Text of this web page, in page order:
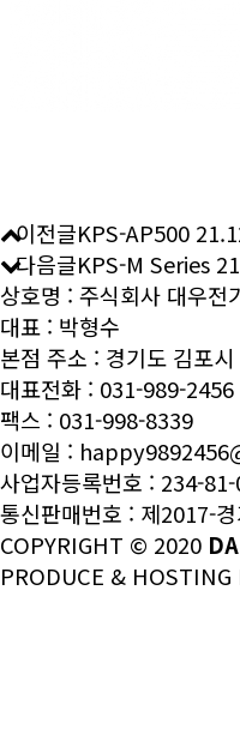
이전글KPS-AP500
다음글KPS-M Series
상호명 : 주식회사 대우전
대표 : 박형수
본점 주소 : 경기도 김포
대표전화 : 031-989-2456
팩스 : 031-998-8339
이메일 :
사업자등록번호 : 234-
통신판매번호 : 제2017-
COPYRIGHT © 2020
PRODUCE & HOSTING